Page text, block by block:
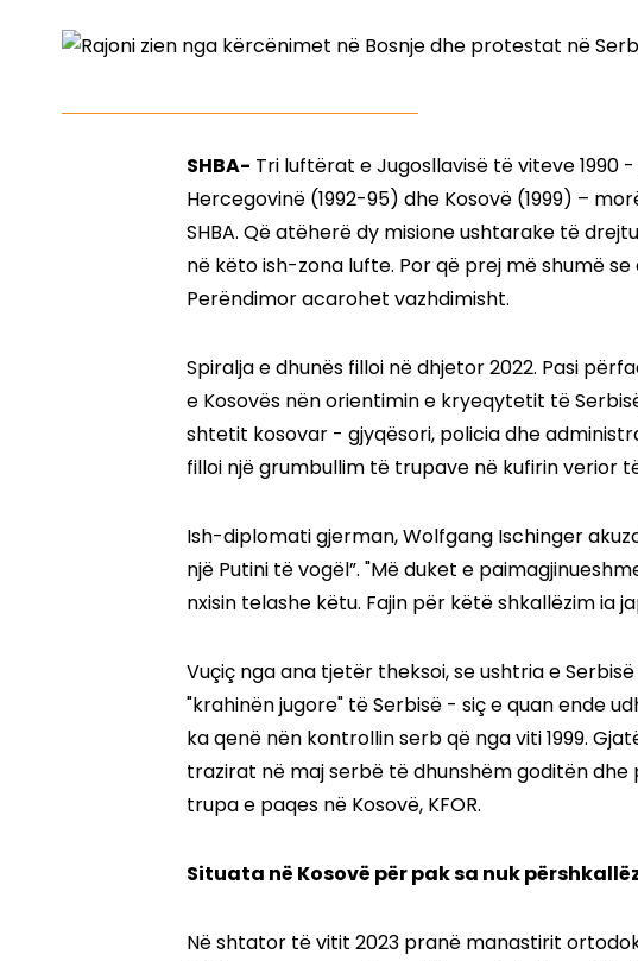
SHBA- Tri luftërat e Jugosllavisë të viteve 1990 -
Hercegovinë (1992-95) dhe Kosovë (1999) –
SHBA. Që atëherë dy misione ushtarake të
në këto ish-zona lufte. Por që prej më shumë
Perëndimor acarohet vazhdimisht.
Spiralja e dhunës filloi në dhjetor 2022. Pasi
e Kosovës nën orientimin e kryeqytetit të
shtetit kosovar - gjyqësori, policia dhe
filloi një grumbullim të trupave në kufirin verior
Ish-diplomati gjerman, Wolfgang Ischinger
një Putini të vogël”. "Më duket e
nxisin telashe këtu. Fajin për këtë shkallëzim ia
Vuçiç nga ana tjetër theksoi, se ushtria e
"krahinën jugore" të Serbisë - siç e quan ende
ka qenë nën kontrollin serb që nga viti 1999.
trazirat në maj serbë të dhunshëm goditën dhe
trupa e paqes në Kosovë, KFOR.
Situata në Kosovë për pak sa nuk
Në shtator të vitit 2023 pranë manastirit